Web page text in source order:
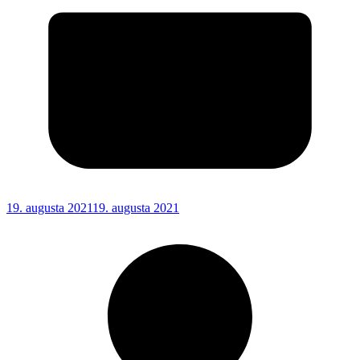
19. augusta 202119. augusta 2021